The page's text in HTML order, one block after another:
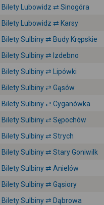
Bilety Lubowidz ⇄ Sinogóra
Bilety Lubowidz ⇄ Karsy
Bilety Sulbiny ⇄ Budy Krępskie
Bilety Sulbiny ⇄ Izdebno
Bilety Sulbiny ⇄ Lipówki
Bilety Sulbiny ⇄ Gąsów
Bilety Sulbiny ⇄ Cyganówka
Bilety Sulbiny ⇄ Sępochów
Bilety Sulbiny ⇄ Strych
Bilety Sulbiny ⇄ Stary Goniwilk
Bilety Sulbiny ⇄ Anielów
Bilety Sulbiny ⇄ Gąsiory
Bilety Sulbiny ⇄ Dąbrowa